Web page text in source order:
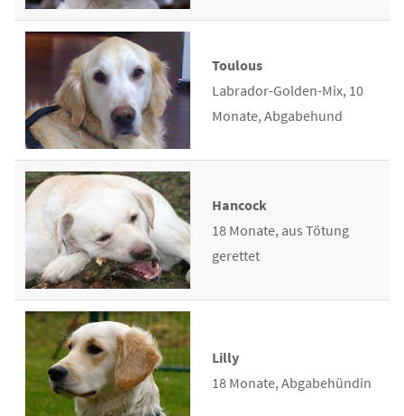
Toulous
Labrador-Golden-Mix, 10
Monate, Abgabehund
Hancock
18 Monate, aus Tötung
gerettet
Lilly
18 Monate, Abgabehündin